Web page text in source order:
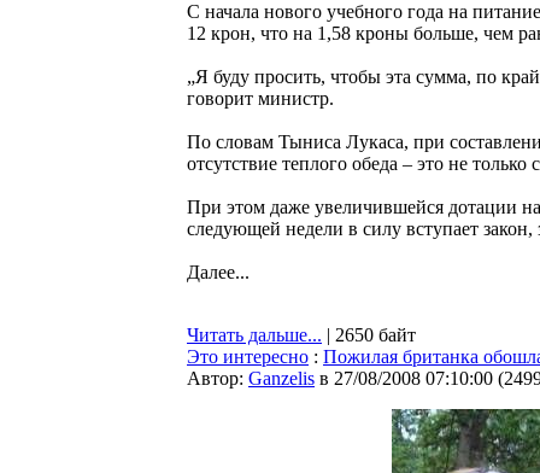
С начала нового учебного года на
12 крон, что на 1,58 кроны больше, чем
„Я буду просить, чтобы эта сумма, по
говорит министр.
По словам Тыниса Лукаса, при
отсутствие теплого обеда – это не
При этом даже увеличившейся дотации на
следующей недели в силу вступает
Далее...
Читать дальше... | 2650 байт
Это интересно : Пожилая британка
Автор: Ganzelis в 27/08/2008 07:10:00 (